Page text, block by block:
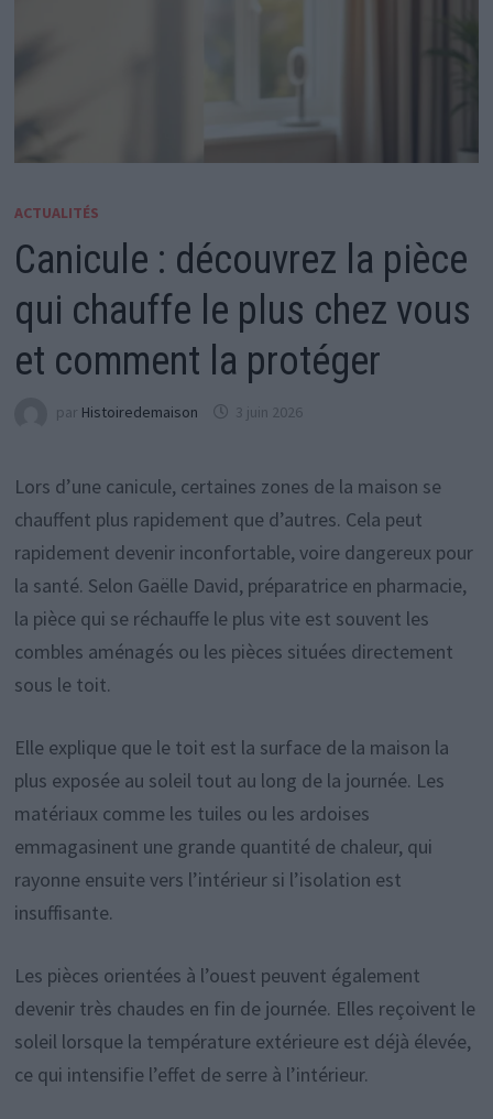
ACTUALITÉS
Canicule : découvrez la pièce
qui chauffe le plus chez vous
et comment la protéger
par Histoiredemaison 3 juin 2026
Lors d’une canicule, certaines zones de la maison se
chauffent plus rapidement que d’autres. Cela peut
rapidement devenir inconfortable, voire dangereux pour
la santé. Selon Gaëlle David, préparatrice en pharmacie,
la pièce qui se réchauffe le plus vite est souvent les
combles aménagés ou les pièces situées directement
sous le toit.
Elle explique que le toit est la surface de la maison la
plus exposée au soleil tout au long de la journée. Les
matériaux comme les tuiles ou les ardoises
emmagasinent une grande quantité de chaleur, qui
rayonne ensuite vers l’intérieur si l’isolation est
insuffisante.
Les pièces orientées à l’ouest peuvent également
devenir très chaudes en fin de journée. Elles reçoivent le
soleil lorsque la température extérieure est déjà élevée,
ce qui intensifie l’effet de serre à l’intérieur.